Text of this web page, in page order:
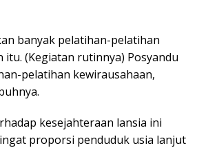
banyak pelatihan-pelatihan
(Kegiatan rutinnya) Posyandu
pelatihan kewirausahaan,
kesejahteraan lansia ini
proporsi penduduk usia lanjut